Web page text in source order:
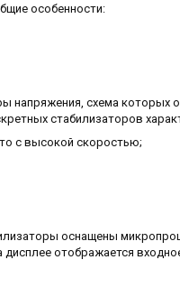
особенности:
напряжения, схема которых
стабилизаторов
с высокой скоростью;
оснащены
отображается